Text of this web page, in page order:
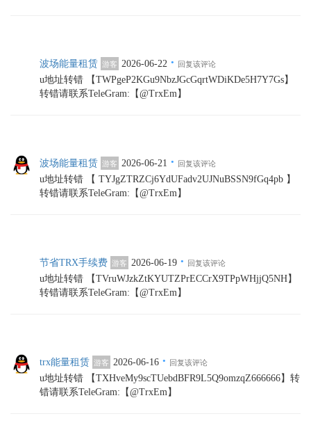
波场能量租赁 游客 2026-06-22 · 回复该评论
u地址转错 【TWPgeP2KGu9NbzJGcGqrtWDiKDe5H7Y7Gs】
转错请联系TeleGram:【@TrxEm】
波场能量租赁 游客 2026-06-21 · 回复该评论
u地址转错 【 TYJgZTRZCj6YdUFadv2UJNuBSSN9fGq4pb 】
转错请联系TeleGram:【@TrxEm】
节省TRX手续费 游客 2026-06-19 · 回复该评论
u地址转错 【TVruWJzkZtKYUTZPrECCrX9TPpWHjjQ5NH】
转错请联系TeleGram:【@TrxEm】
trx能量租赁 游客 2026-06-16 · 回复该评论
u地址转错 【TXHveMy9scTUebdBFR9L5Q9omzqZ666666】转
错请联系TeleGram:【@TrxEm】